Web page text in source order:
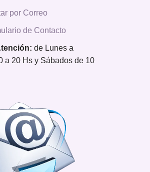
por Correo
de Contacto
de Lunes a
a 20 Hs y Sábados de 10